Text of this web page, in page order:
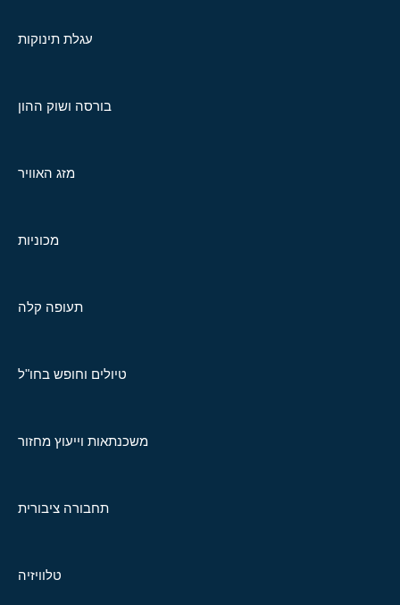
עגלת תינוקות
בורסה ושוק ההון
מזג האוויר
מכוניות
תעופה קלה
טיולים וחופש בחו"ל
משכנתאות וייעוץ מחזור
תחבורה ציבורית
טלוויזיה